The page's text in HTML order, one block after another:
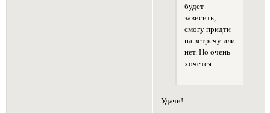
будет
зависить,
смогу придти
на встречу или
нет. Но очень
хочется
Удачи!